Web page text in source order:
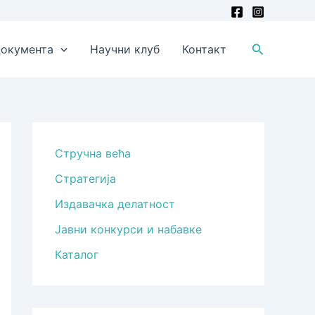
Научни клуб Контакт Претрага
Стручна већа
Стратегија
Издавачка делатност
Јавни конкурси и набавке
Каталог